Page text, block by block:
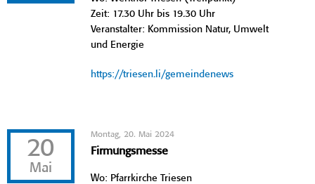
Zeit: 17.30 Uhr bis 19.30 Uhr
Veranstalter: Kommission Natur, Umwelt
und Energie
https://triesen.li/gemeindenews
20
Mai
Montag, 20. Mai 2024
Firmungsmesse
Wo: Pfarrkirche Triesen